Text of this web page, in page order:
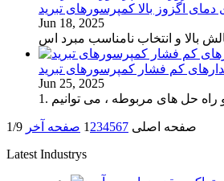
اگزوز بالا کمپرسورهای تبرید
Jun 18, 2025
بالا و انتخاب نامناسب مبرد اس
کم فشار کمپرسورهای تبرید
Jun 25, 2025
حل های مربوطه ، می توانیم
صفحه اصلی 1 234567 صفحه آخر 1/9
Latest Industrys